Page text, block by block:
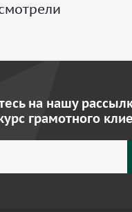
на нашу
грамотного